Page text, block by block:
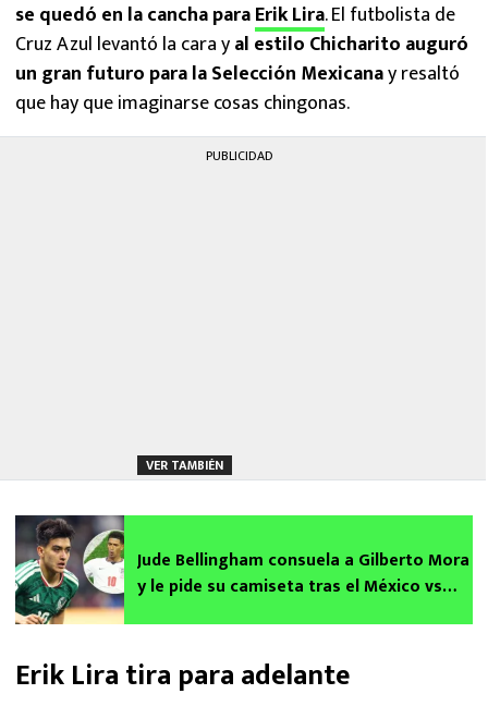
se quedó en la cancha paraErik Lira. El futbolista de
Cruz Azul levantó la cara yal estilo Chicharito auguró
un gran futuro para la Selección Mexicanay resaltó
que hay que imaginarse cosas chingonas.
PUBLICIDAD
VER TAMBIÉN
Jude Bellingham consuela a Gilberto Mora
y le pide su camiseta tras el México vs
Erik Lira tira para adelante